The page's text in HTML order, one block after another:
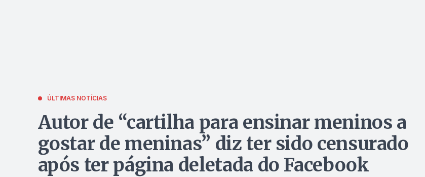
ÚLTIMAS NOTÍCIAS
Autor de “cartilha para ensinar meninos a
gostar de meninas” diz ter sido censurado
após ter página deletada do Facebook